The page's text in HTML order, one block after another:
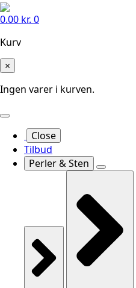
0.00 kr. 0
Kurv
×
Ingen varer i kurven.
Close
Tilbud
Perler & Sten